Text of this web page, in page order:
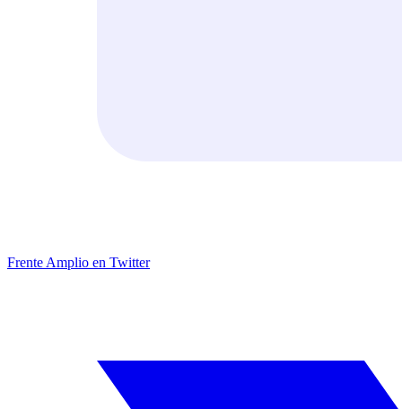
Frente Amplio en Twitter